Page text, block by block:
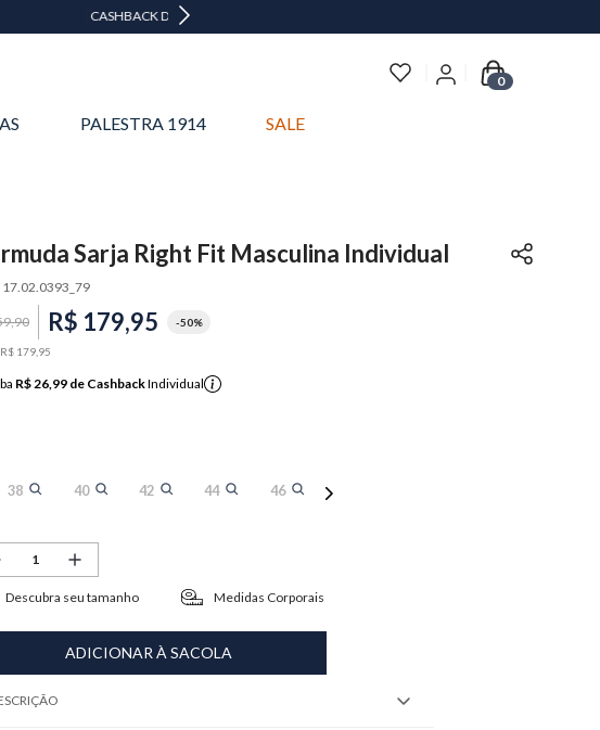
0
PALESTRA 1914 SALE
Sarja Right Fit Masculina Individual
17.02.0393_79
,90 R$ 179,95 -50%
R$ 179 95
R$ 26,99 de CashbackIndividual
38 40 42 44 46
Descubra seu tamanho Medidas Corporais
ADICIONAR À SACOLA